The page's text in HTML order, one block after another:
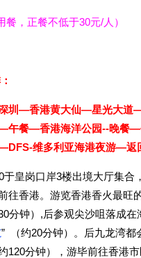
餐，正餐不低于30元/人）
圳—香港黄大仙—星光大道
午餐—香港海洋公园--晚餐—
—DFS-维多利亚海港夜游—返
于皇岗口岸3楼出境大厅集合
往香港。游览香港香火最旺
分钟）,后参观尖沙咀落成在
” （约20分钟）。后九龙湾都
120分钟），游毕前往香港市